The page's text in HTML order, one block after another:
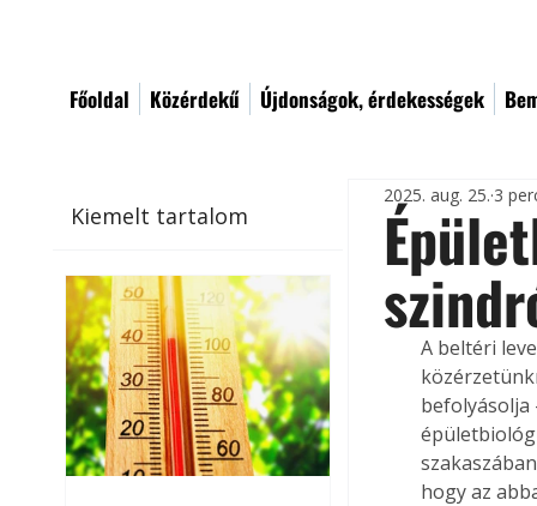
Főoldal Közérdekű Újdonságok, érdekességek
Kiemelt tartalom
2025. aug. 25. 3
A beltéri
befolyásolja
hogy az